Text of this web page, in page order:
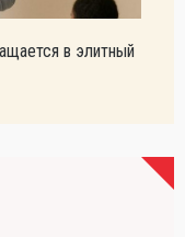
в элитный